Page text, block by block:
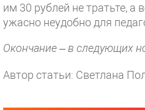
им 30 рублей не тратьте, а
ужасно неудобно для
Окончание – в следующих
Автор статьи: Светлана